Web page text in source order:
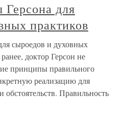
Герсона для
практиков
сыроедов и духовных
доктор Герсон не
принципы правильного
реализацию для
Правильность